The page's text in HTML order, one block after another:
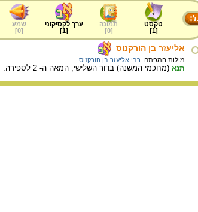
טקסט
[
1
]
תמונה
[
0
]
ערך לקסיקוני
[
1
]
שמע
[
0
]
אליעזר בן הורקנוס
מילות המפתח: רבי אליעזר בן הורקנוס
תנא (מחכמי המשנה) בדור השלישי, המאה ה- 2 לספירה.